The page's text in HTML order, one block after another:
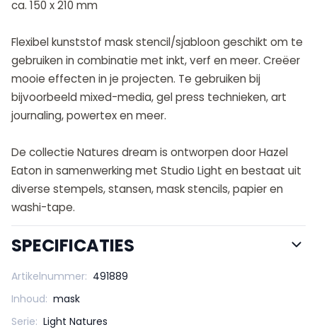
ca. 150 x 210 mm
Flexibel kunststof mask stencil/sjabloon geschikt om te
gebruiken in combinatie met inkt, verf en meer. Creëer
mooie effecten in je projecten. Te gebruiken bij
bijvoorbeeld mixed-media, gel press technieken, art
journaling, powertex en meer.
De collectie Natures dream is ontworpen door Hazel
Eaton in samenwerking met Studio Light en bestaat uit
diverse stempels, stansen, mask stencils, papier en
washi-tape.
SPECIFICATIES
Artikelnummer: 491889
Inhoud: mask
Serie: Light Natures